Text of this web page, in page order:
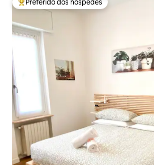
Entre os melhores preferidos dos hóspedes
Preferido dos hóspedes